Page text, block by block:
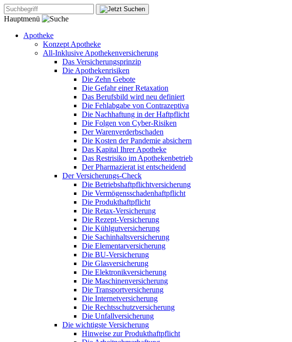
Hauptmenü
Apotheke
Konzept Apotheke
All-Inklusive Apothekenversicherung
Das Versicherungsprinzip
Die Apothekenrisiken
Die Zehn Gebote
Die Gefahr einer Retaxation
Das Berufsbild wird neu definiert
Die Fehlabgabe von Contrazeptiva
Die Nachhaftung in der Haftpflicht
Die Folgen von Cyber-Risiken
Der Warenverderbschaden
Die Kosten der Pandemie absichern
Das Kapital Ihrer Apotheke
Das Restrisiko im Apothekenbetrieb
Der Pharmazierat ist entscheidend
Der Versicherungs-Check
Die Betriebshaftpflichtversicherung
Die Vermögensschadenhaftpflicht
Die Produkthaftpflicht
Die Retax-Versicherung
Die Rezept-Versicherung
Die Kühlgutversicherung
Die Sachinhaltsversicherung
Die Elementarversicherung
Die BU-Versicherung
Die Glasversicherung
Die Elektronikversicherung
Die Maschinenversicherung
Die Transportversicherung
Die Internetversicherung
Die Rechtsschutzversicherung
Die Unfallversicherung
Die wichtigste Versicherung
Hinweise zur Produkthaftpflicht